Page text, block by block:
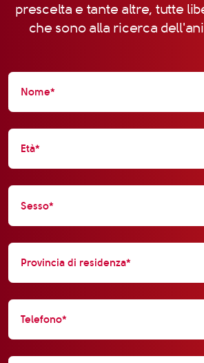
prescelta e tante altre, tutte
che sono alla ricerca